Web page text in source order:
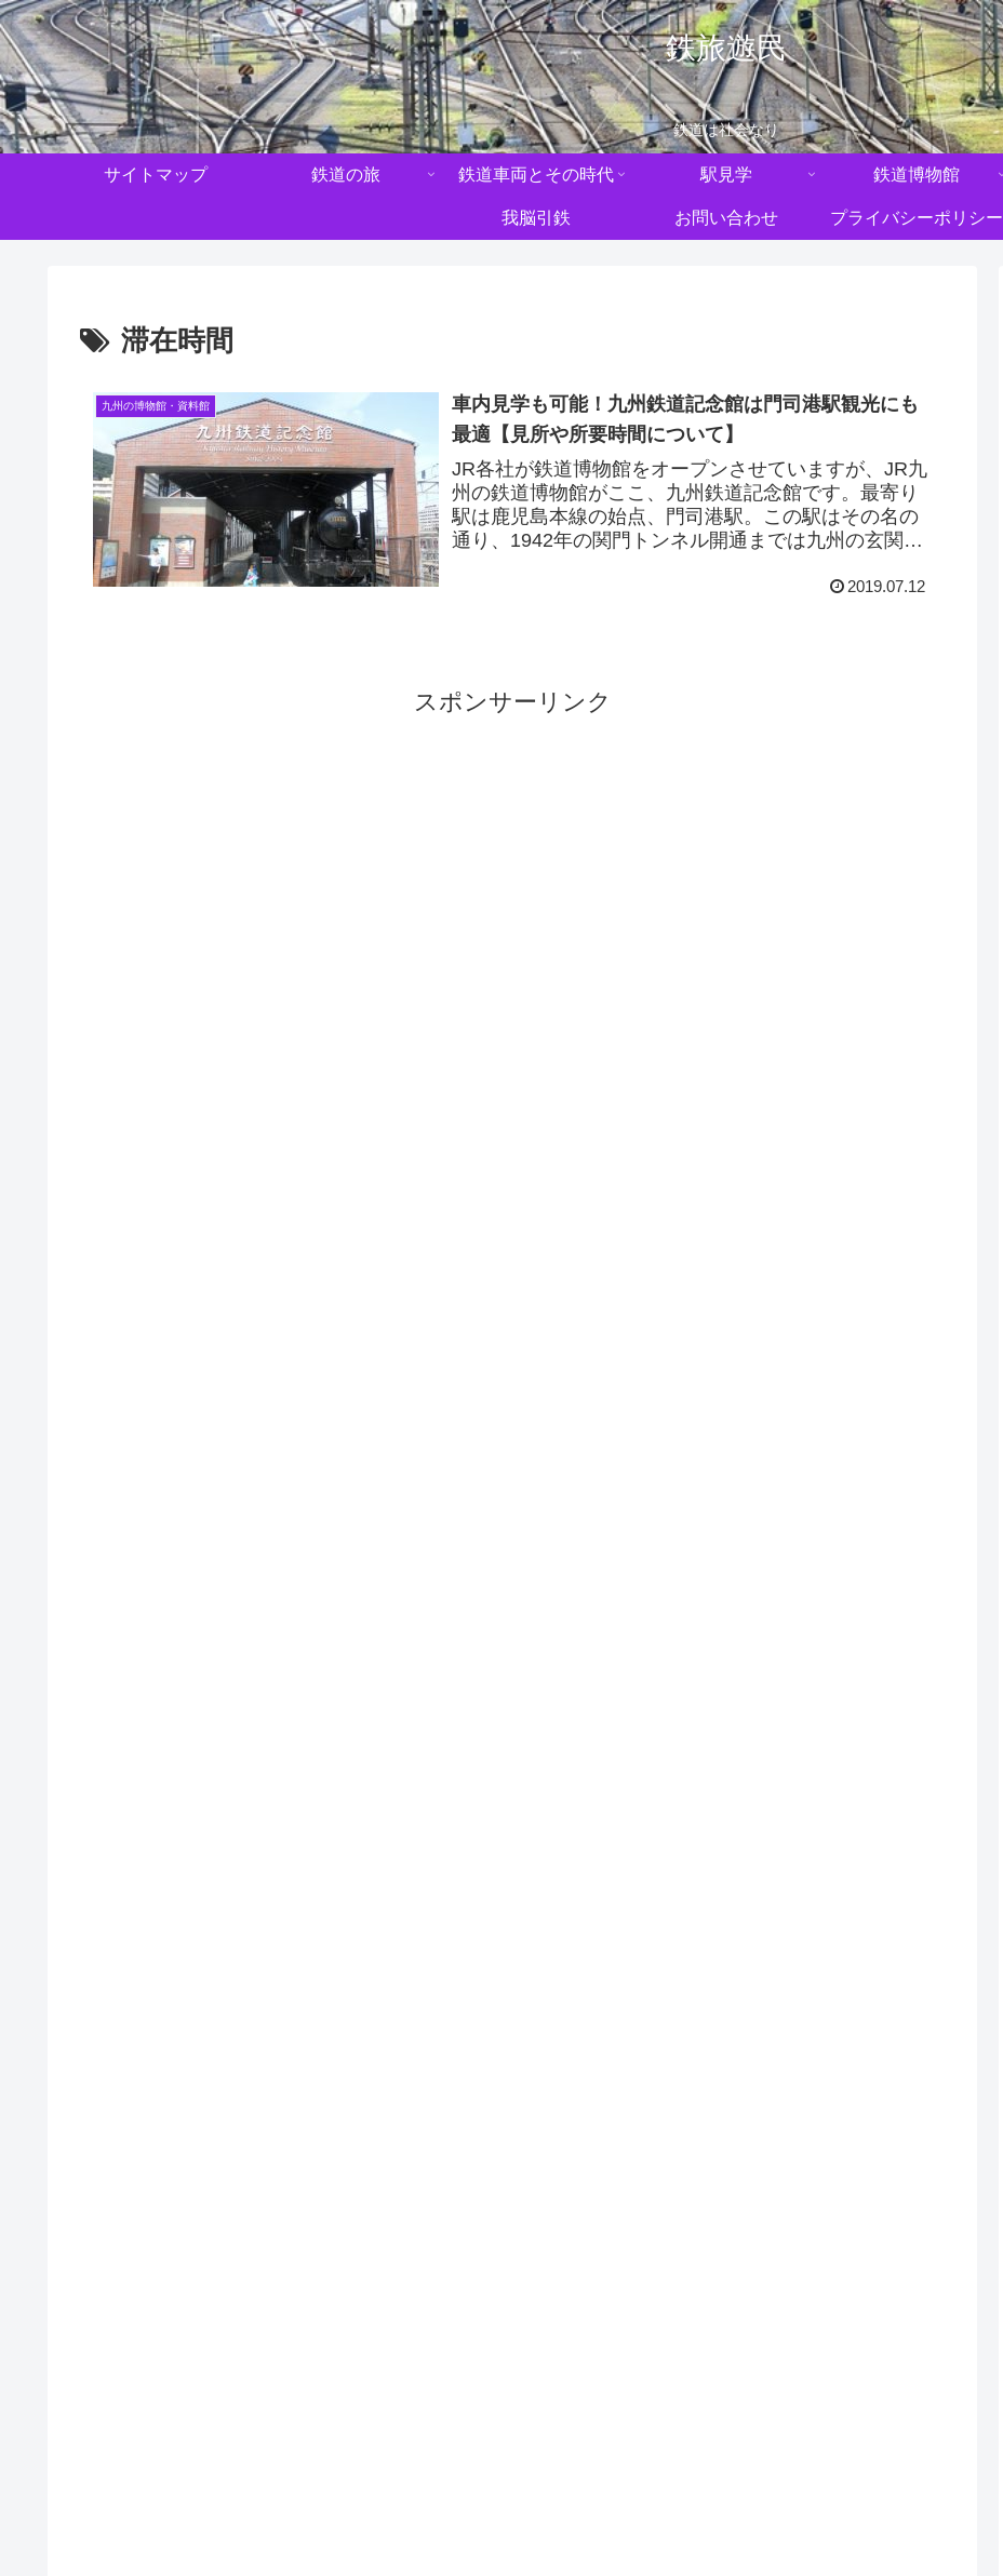
鉄旅遊民
鉄道は社会なり
サイトマップ 鉄道の旅 鉄道車両とその時代 駅見学 鉄道博物館
我脳引鉄 お問い合わせ プライバシーポリシー
滞在時間
九州の博物館・資料館
車内見学も可能！九州鉄道記念館は門司港駅観光にも
最適【見所や所要時間について】
JR各社が鉄道博物館をオープンさせていますが、JR九
州の鉄道博物館がここ、九州鉄道記念館です。最寄り
駅は鹿児島本線の始点、門司港駅。この駅はその名の
通り、1942年の関門トンネル開通までは九州の玄関と
2019.07.12
スポンサーリンク